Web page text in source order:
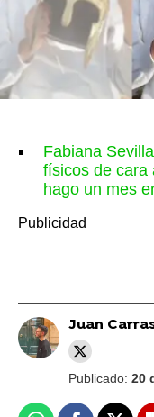
Fabiana
físicos de cara
hago un mes
Juan
Publicado: 20